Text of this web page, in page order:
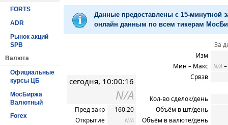
FORTS
ADR
Рынок акций
SPB
Валюта
Официальные
курсы ЦБ
МосБиржа
Валютный
Forex
Данные предоставлены с 15-минутной
онлайн данным по всем тикерам
сегодня, 10:00:16
N/A
Пред закр
160.20
Открытие
N/A
За
Изм
Мин – Макс
N/A –
Срвзв
Кол-во сделок/день
Объём в шт/день
Объём в валюте/день